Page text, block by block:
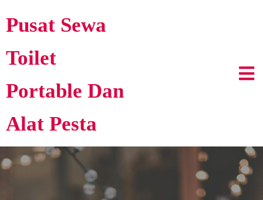
Pusat Sewa
Toilet
Portable Dan
Alat Pesta